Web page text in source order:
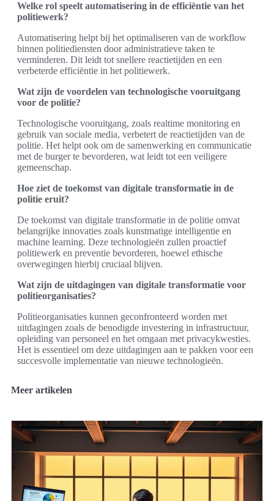
Welke rol speelt automatisering in de efficiëntie van het
politiewerk?
Automatisering helpt bij het optimaliseren van de workflow
binnen politiediensten door administratieve taken te
verminderen. Dit leidt tot snellere reactietijden en een
verbeterde efficiëntie in het politiewerk.
Wat zijn de voordelen van technologische vooruitgang
voor de politie?
Technologische vooruitgang, zoals realtime monitoring en
gebruik van sociale media, verbetert de reactietijden van de
politie. Het helpt ook om de samenwerking en communicatie
met de burger te bevorderen, wat leidt tot een veiligere
gemeenschap.
Hoe ziet de toekomst van digitale transformatie in de
politie eruit?
De toekomst van digitale transformatie in de politie omvat
belangrijke innovaties zoals kunstmatige intelligentie en
machine learning. Deze technologieën zullen proactief
politiewerk en preventie bevorderen, hoewel ethische
overwegingen hierbij cruciaal blijven.
Wat zijn de uitdagingen van digitale transformatie voor
politieorganisaties?
Politieorganisaties kunnen geconfronteerd worden met
uitdagingen zoals de benodigde investering in infrastructuur,
opleiding van personeel en het omgaan met privacykwesties.
Het is essentieel om deze uitdagingen aan te pakken voor een
succesvolle implementatie van nieuwe technologieën.
Meer artikelen